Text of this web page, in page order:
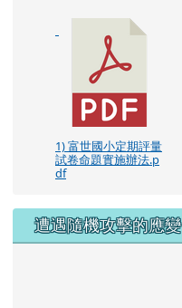
1) 富世國小定期評量
試卷命題實施辦法.p
df
遭遇隨機攻擊的應變